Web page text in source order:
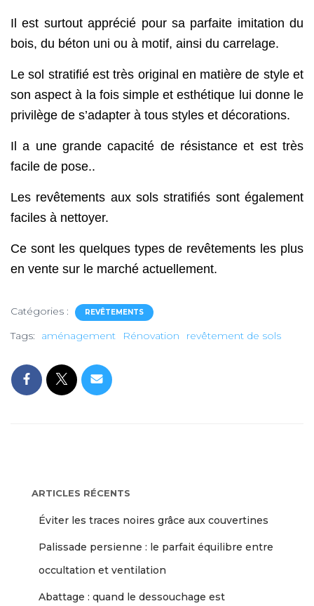
Il est surtout apprécié pour sa parfaite imitation du
bois, du béton uni ou à motif, ainsi du carrelage.
Le sol stratifié est très original en matière de style et
son aspect à la fois simple et esthétique lui donne le
privilège de s’adapter à tous styles et décorations.
Il a une grande capacité de résistance et est très
facile de pose..
Les revêtements aux sols stratifiés sont également
faciles à nettoyer.
Ce sont les quelques types de revêtements les plus
en vente sur le marché actuellement.
Catégories : REVÊTEMENTS
Tags: aménagement Rénovation revêtement de sols
ARTICLES RÉCENTS
Éviter les traces noires grâce aux couvertines
Palissade persienne : le parfait équilibre entre
occultation et ventilation
Abattage : quand le dessouchage est